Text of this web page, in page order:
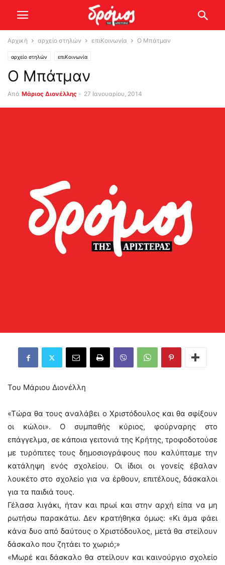
Αρχική αρχείο στηλών επιΚοινωνία Ο Μπάτμαν
αρχείο στηλών επιΚοινωνία
Ο Μπάτμαν
Από Μάριος Διονέλλης - 27 Ιανουαρίου, 2014
Του Μάριου Διονέλλη
«Τώρα θα τους αναλάβει ο Χριστόδουλος και θα σφίξουν
οι κώλοι». Ο συμπαθής κύριος, φούρναρης στο
επάγγελμα, σε κάποια γειτονιά της Κρήτης, τροφοδοτούσε
με τυρόπιτες τους δημοσιογράφους που καλύπταμε την
κατάληψη ενός σχολείου. Οι ίδιοι οι γονείς έβαλαν
λουκέτο στο σχολείο για να έρθουν, επιτέλους, δάσκαλοι
για τα παιδιά τους.
Γέλασα λιγάκι, ήταν και πρωί και στην αρχή είπα να μη
ρωτήσω παρακάτω. Δεν κρατήθηκα όμως: «Κι άμα φάει
κάνα δυο από δαύτους ο Χριστόδουλος, μετά θα στείλουν
δάσκαλο που ζητάει το χωριό;»
«Μωρέ και δάσκαλο θα στείλουν και καινούργιο σχολείο